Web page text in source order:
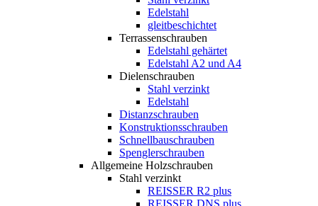
Edelstahl
gleitbeschichtet
Terrassenschrauben
Edelstahl gehärtet
Edelstahl A2 und A4
Dielenschrauben
Stahl verzinkt
Edelstahl
Distanzschrauben
Konstruktionsschrauben
Schnellbauschrauben
Spenglerschrauben
Allgemeine Holzschrauben
Stahl verzinkt
REISSER R2 plus
REISSER DNS plus